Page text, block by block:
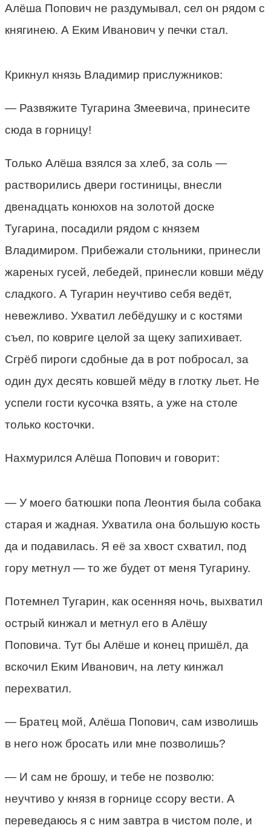
Алёша Попович не раздумывал, сел он рядом с
княгинею. А Еким Иванович у печки стал.
Крикнул князь Владимир прислужников:
— Развяжите Тугарина Змеевича, принесите
сюда в горницу!
Только Алёша взялся за хлеб, за соль —
растворились двери гостиницы, внесли
двенадцать конюхов на золотой доске
Тугарина, посадили рядом с князем
Владимиром. Прибежали стольники, принесли
жареных гусей, лебедей, принесли ковши мёду
сладкого. А Тугарин неучтиво себя ведёт,
невежливо. Ухватил лебёдушку и с костями
съел, по ковриге целой за щеку запихивает.
Сгрёб пироги сдобные да в рот побросал, за
один дух десять ковшей мёду в глотку льет. Не
успели гости кусочка взять, а уже на столе
только косточки.
Нахмурился Алёша Попович и говорит:
— У моего батюшки попа Леонтия была собака
старая и жадная. Ухватила она большую кость
да и подавилась. Я её за хвост схватил, под
гору метнул — то же будет от меня Тугарину.
Потемнел Тугарин, как осенняя ночь, выхватил
острый кинжал и метнул его в Алёшу
Поповича. Тут бы Алёше и конец пришёл, да
вскочил Еким Иванович, на лету кинжал
перехватил.
— Братец мой, Алёша Попович, сам изволишь
в него нож бросать или мне позволишь?
— И сам не брошу, и тебе не позволю:
неучтиво у князя в горнице ссору вести. А
переведаюсь я с ним завтра в чистом поле, и